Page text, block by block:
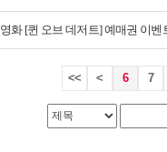
영화 [퀸 오브 데저트] 예매권 이벤
<< < 6 7